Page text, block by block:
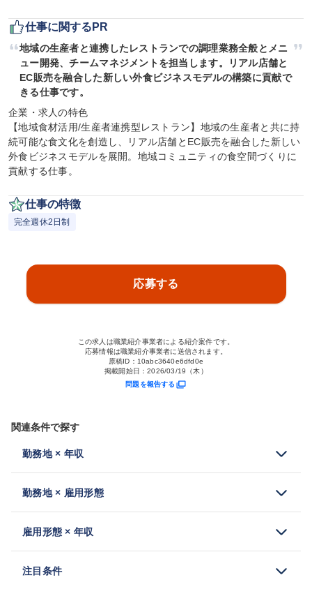
仕事に関するPR
地域の生産者と連携したレストランでの調理業務全般とメニ
ュー開発、チームマネジメントを担当します。リアル店舗と
EC販売を融合した新しい外食ビジネスモデルの構築に貢献で
きる仕事です。
企業・求人の特色
【地域食材活用/生産者連携型レストラン】地域の生産者と共に持
続可能な食文化を創造し、リアル店舗とEC販売を融合した新しい
外食ビジネスモデルを展開。地域コミュニティの食空間づくりに
貢献する仕事。
仕事の特徴
完全週休2日制
応募する
この求人は職業紹介事業者による紹介案件です。
応募情報は職業紹介事業者に送信されます。
原稿ID： 10abc3640e6dfd0e
掲載開始日：2026/03/19（木）
問題を報告する
関連条件で探す
勤務地 × 年収
勤務地 × 雇用形態
雇用形態 × 年収
注目条件